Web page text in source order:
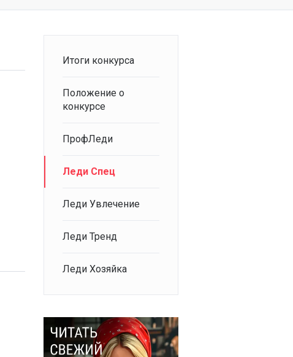
Итоги конкурса
Положение о
конкурсе
ПрофЛеди
Леди Спец
Леди Увлечение
Леди Тренд
Леди Хозяйка